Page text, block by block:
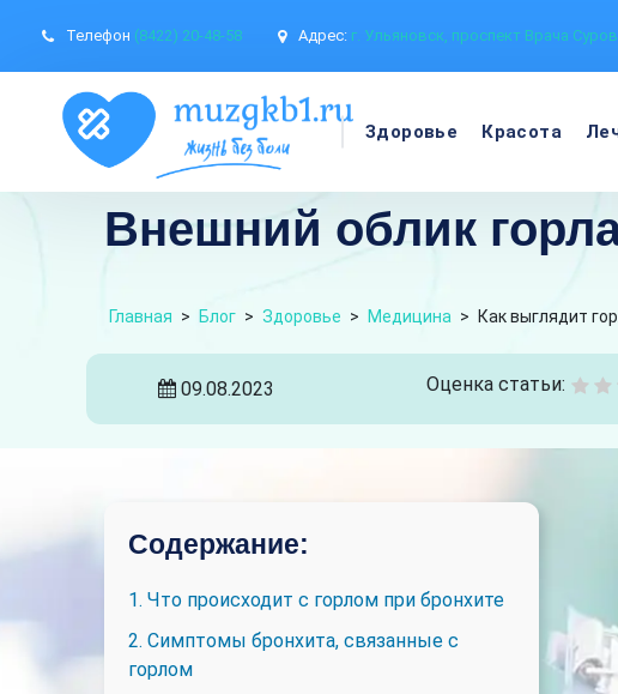
Телефон (8422) 20-48-58 Адрес: г. Ульяновск, проспект Врача
Здоровье Красота
Внешний облик
Главная > Блог > Здоровье > Медицина > Как выглядит
09.08.2023 Оценка статьи:
Содержание:
1. Что происходит с горлом при бронхите
2. Симптомы бронхита, связанные с
горлом